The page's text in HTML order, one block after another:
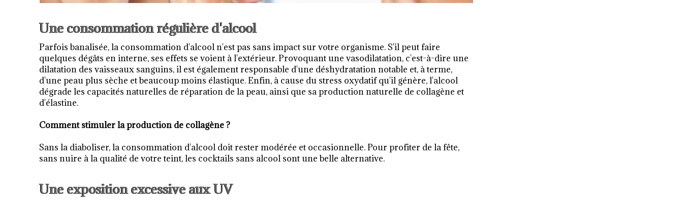
Une consommation régulière d'alcool
Parfois banalisée, la consommation d'alcool n'est pas sans impact sur votre organisme. S'il peut faire
quelques dégâts en interne, ses effets se voient à l'extérieur. Provoquant une vasodilatation, c'est-à-dire une
dilatation des vaisseaux sanguins, il est également responsable d'une déshydratation notable et, à terme,
d'une peau plus sèche et beaucoup moins élastique. Enfin, à cause du stress oxydatif qu'il génère, l'alcool
dégrade les capacités naturelles de réparation de la peau, ainsi que sa production naturelle de collagène et
d'élastine.
Comment stimuler la production de collagène ?
Sans la diaboliser, la consommation d'alcool doit rester modérée et occasionnelle. Pour profiter de la fête,
sans nuire à la qualité de votre teint, les cocktails sans alcool sont une belle alternative.
Une exposition excessive aux UV